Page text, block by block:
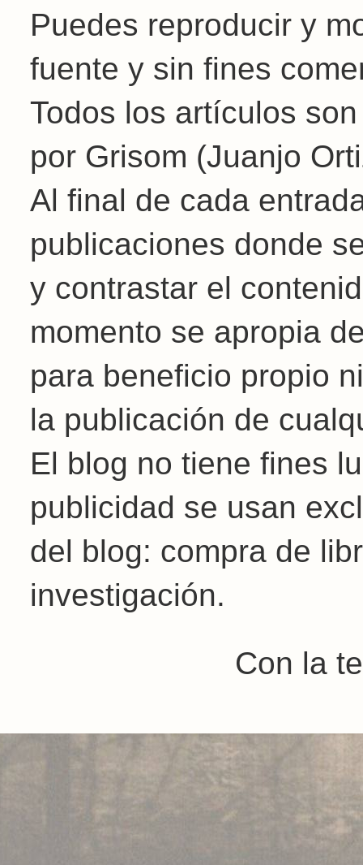
Puedes reproducir y
fuente y sin fines
Todos los artículos
por Grisom (Juanjo
Al final de cada
publicaciones donde
y contrastar el
momento se apropia
para beneficio propio
la publicación de
El blog no tiene fines
publicidad se usan
del blog: compra de
investigación.
Con la